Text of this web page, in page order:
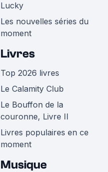
Lucky
Les nouvelles séries du
moment
Livres
Top 2026 livres
Le Calamity Club
Le Bouffon de la
couronne, Livre II
Livres populaires en ce
moment
Musique